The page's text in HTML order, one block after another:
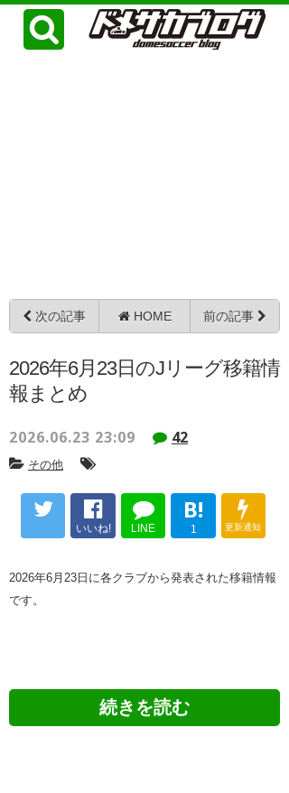
次の記事 HOME 前の記事
2026年6月23日のJリーグ移籍情
報まとめ
2026.06.23 23:09 42
その他
いいね! LINE
B!
1 更新通知
2026年6月23日に各クラブから発表された移籍情報
です。